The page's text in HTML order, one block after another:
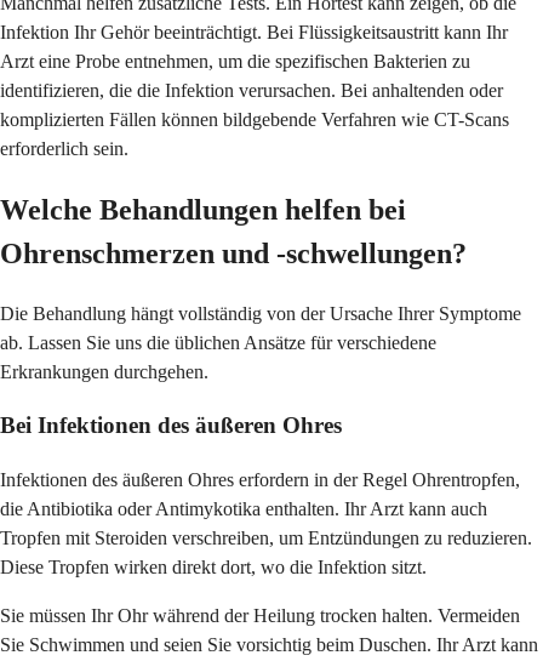
Infektion Ihr Gehör beeinträchtigt. Bei Flüssigkeitsaustritt kann Ihr
Arzt eine Probe entnehmen, um die spezifischen Bakterien zu
identifizieren, die die Infektion verursachen. Bei anhaltenden oder
komplizierten Fällen können bildgebende Verfahren wie CT-Scans
erforderlich sein.
Welche Behandlungen helfen bei
Ohrenschmerzen und -schwellungen?
Die Behandlung hängt vollständig von der Ursache Ihrer Symptome
ab. Lassen Sie uns die üblichen Ansätze für verschiedene
Erkrankungen durchgehen.
Bei Infektionen des äußeren Ohres
Infektionen des äußeren Ohres erfordern in der Regel Ohrentropfen,
die Antibiotika oder Antimykotika enthalten. Ihr Arzt kann auch
Tropfen mit Steroiden verschreiben, um Entzündungen zu reduzieren.
Diese Tropfen wirken direkt dort, wo die Infektion sitzt.
Sie müssen Ihr Ohr während der Heilung trocken halten. Vermeiden
Sie Schwimmen und seien Sie vorsichtig beim Duschen. Ihr Arzt kann